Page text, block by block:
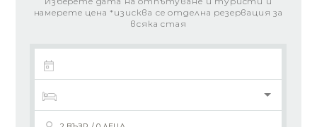
намерете цена *изисква се отделна резервация за
всяка стая